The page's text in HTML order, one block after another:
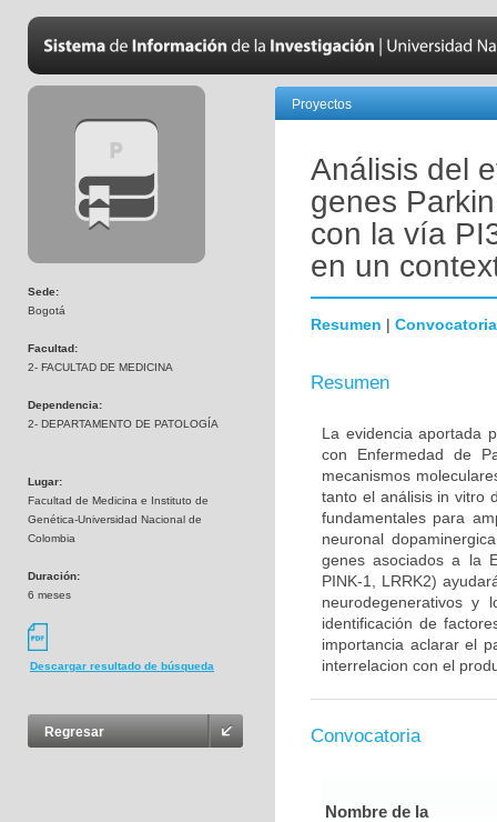
Sede:
Bogotá
Facultad:
2- FACULTAD DE MEDICINA
Dependencia:
2- DEPARTAMENTO DE PATOLOGÍA
Lugar:
Facultad de Medicina e Instituto de
Genética-Universidad Nacional de
Colombia
Duración:
6 meses
Descargar resultado de búsqueda
Regresar
Proyectos
Análisis del
genes
con la vía
en un
Resumen | Convocatoria
Resumen
La evidencia aportada
con Enfermedad de
mecanismos
tanto el análisis in vitro
fundamentales para
neuronal
genes asociados a la
PINK-1, LRRK2)
neurodegenerativos y
identificación de
importancia aclarar el
interrelacion con el
Convocatoria
Nombre de la